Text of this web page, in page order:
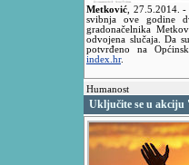
Metković 27.5.2014.-
svibnja ove godine
gradonačelnika
odvojena slučaja. Da
potvrđeno na
index.hr.
Humanost
Uključite se u akciju